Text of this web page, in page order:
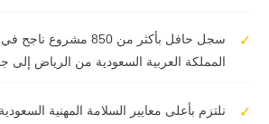
✓
سجل حافل بأكثر من 850
المملكة العربية السعودية من الرياض إلى
✓